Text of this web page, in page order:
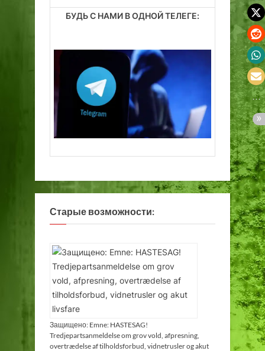
БУДЬ С НАМИ В ОДНОЙ ТЕЛЕГЕ:
Старые возможности:
Защищено: Emne: HASTESAG!
Tredjepartsanmeldelse om grov vold, afpresning,
overtrædelse af tilholdsforbud, vidnetrusler og akut